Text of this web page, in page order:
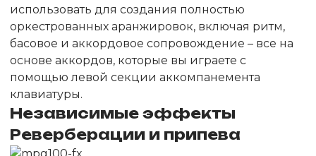
использовать для создания полностью
оркестрованных аранжировок, включая ритм,
басовое и аккордовое сопровождение – все на
основе аккордов, которые вы играете с
помощью левой секции аккомпанемента
клавиатуры.
Независимые эффекты
Реверберации и припева